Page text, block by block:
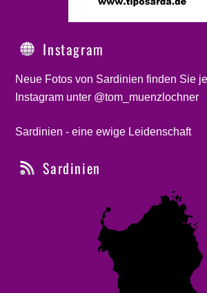
Instagram
Neue Fotos von Sardinien finden Sie
Instagram unter @tom_muenzlochner
Sardinien - eine ewige Leidenschaft
Sardinien